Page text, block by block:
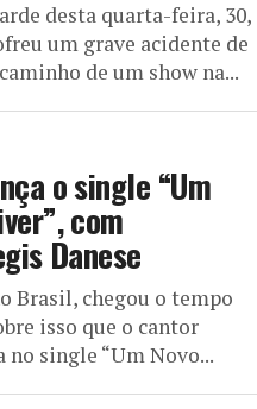
desta quarta-feira, 30,
um grave acidente de
de um show na...
o single “Um
com
Danese
Brasil, chegou o tempo
isso que o cantor
no single “Um Novo...